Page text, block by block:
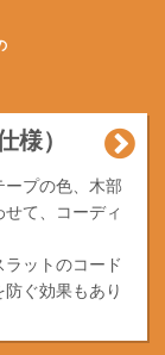
）
プの色、木部
て、コーディ
ットのコード
ぐ効果もあり